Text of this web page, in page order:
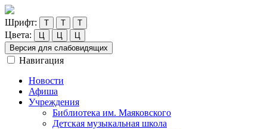
Шрифт: Т Т Т
Цвета: Ц Ц
Ц
Версия для слабовидящих
Навигация
Новости
Афиша
Учреждения
Библиотека им. Маяковского
Детская музыкальная школа